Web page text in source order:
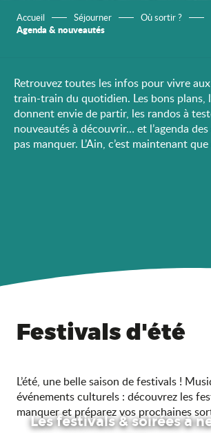
Accueil Séjourner Où sortir ?
Agenda & nouveautés
Retrouvez toutes les infos pour vivre
train-train du quotidien. Les bons plans,
donnent envie de partir, les randos à
nouveautés à découvrir… et l’agenda
pas manquer. L’Ain, c’est maintenant
Festivals d'été
L’été, une belle saison de festivals !
événements culturels : découvrez les
manquer et préparez vos prochaines
Les festivals & soirées à